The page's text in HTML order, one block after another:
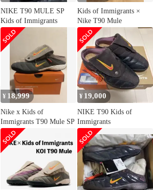
NIKE T90 MULE SP
Kids of Immigrants
Kids of Immigrants ×
Nike T90 Mule
¥ 18,999
Nike x Kids of
Immigrants T90 Mule SP
¥ 19,000
NIKE T90 Kids of
Immigrants